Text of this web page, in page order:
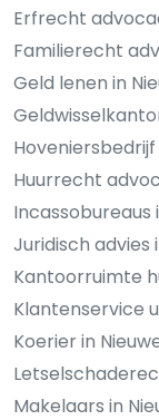
Erfrecht
Familierecht
Geld lenen in
Huurrecht
Incassobureaus
Juridisch advies
Kantoorruimte
Klantenservice
Koerier in
Makelaars in